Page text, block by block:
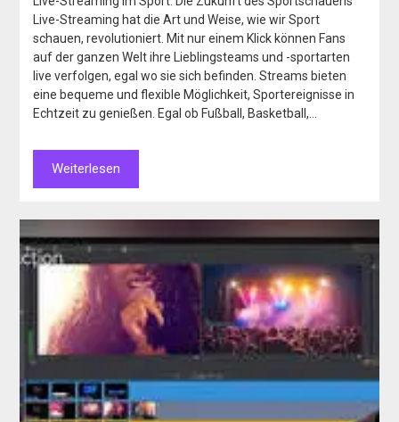
Live-Streaming hat die Art und Weise, wie wir Sport
schauen, revolutioniert. Mit nur einem Klick können Fans
auf der ganzen Welt ihre Lieblingsteams und -sportarten
live verfolgen, egal wo sie sich befinden. Streams bieten
eine bequeme und flexible Möglichkeit, Sportereignisse in
Echtzeit zu genießen. Egal ob Fußball, Basketball,…
Weiterlesen